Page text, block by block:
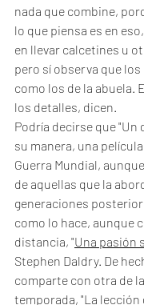
nada que combine,
lo que piensa es en
en llevar calcetines u
pero sí observa que los
como los de la abuela.
los detalles, dicen.
Podría decirse que "Un
su manera, una
Guerra Mundial,
de aquellas que la
generaciones
como lo hace, aunque
distancia, "Una pasión
Stephen Daldry. De
comparte con otra de
temporada, "La lección